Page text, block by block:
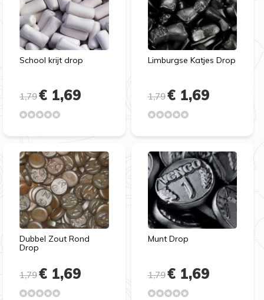
School krijt drop
1,79€ 1,69
Limburgse Katjes Drop
1,79€ 1,69
Dubbel Zout Rond
Drop
1,79€ 1,69
Munt Drop
1,79€ 1,69